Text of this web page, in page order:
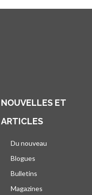
NOUVELLES ET
ARTICLES
Du nouveau
Blogues
Bulletins
Magazines